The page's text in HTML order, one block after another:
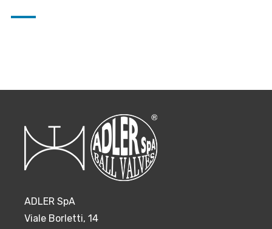
ADLER SpA
Viale Borletti, 14